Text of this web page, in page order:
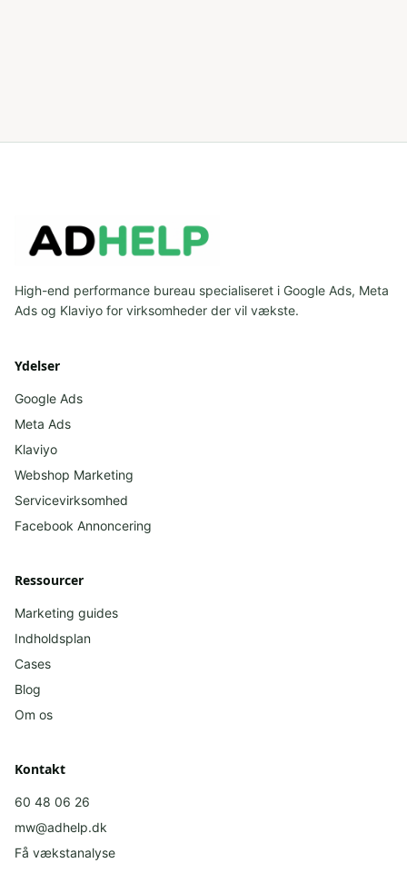
High-end performance bureau specialiseret i Google Ads, Meta
Ads og Klaviyo for virksomheder der vil vækste.
Ydelser
Google Ads
Meta Ads
Klaviyo
Webshop Marketing
Servicevirksomhed
Facebook Annoncering
Ressourcer
Marketing guides
Indholdsplan
Cases
Blog
Om os
Kontakt
60 48 06 26
mw@adhelp.dk
Få vækstanalyse